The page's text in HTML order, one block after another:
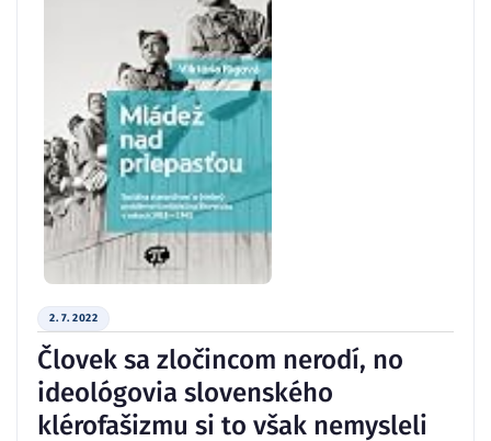
2. 7. 2022
Človek sa zločincom nerodí, no
ideológovia slovenského
klérofašizmu si to však nemysleli